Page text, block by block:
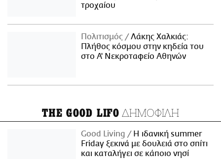
τροχαίου
Πολιτισμός
Λάκης Χαλκιάς:
Πλήθος κόσμου στην κηδεία του
στο Α' Νεκροταφείο Αθηνών
THE GOOD LIFO ΔΗΜΟΦΙΛΗ
Good Living
Η ιδανική summer
Friday ξεκινά με δουλειά στο σπίτι
και καταλήγει σε κάποιο νησί